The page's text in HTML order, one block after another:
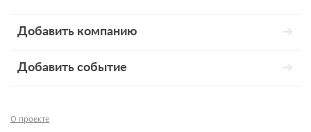
Добавить компанию
Добавить событие
О проекте